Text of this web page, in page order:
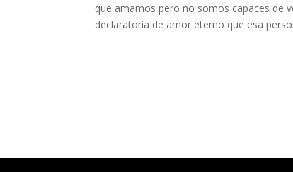
que amamos pero no somos capaces de
declaratoria de amor eterno que esa